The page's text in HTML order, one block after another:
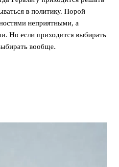
в политику. Порой
неприятными, а
Но если приходится выбирать
вообще.